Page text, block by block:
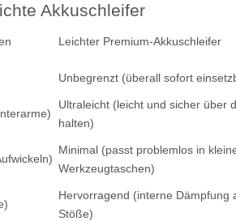
Akkuschleifer
Leichter Premium-Akkuschleifer
Unbegrenzt (überall sofort
Ultraleicht (leicht und sicher über
halten)
Minimal (passt problemlos in
Werkzeugtaschen)
Hervorragend (interne Dämpfung
Stöße)